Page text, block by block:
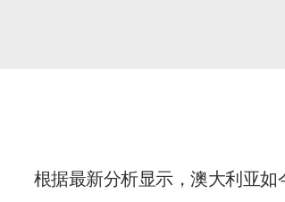
根据最新分析显示，澳大利亚如